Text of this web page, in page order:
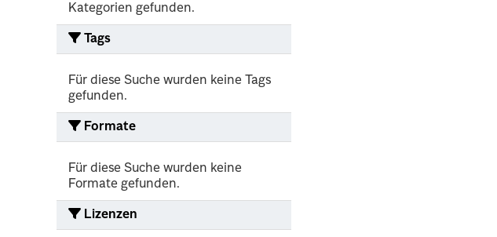
Kategorien gefunden.
Tags
Für diese Suche wurden keine Tags
gefunden.
Formate
Für diese Suche wurden keine
Formate gefunden.
Lizenzen